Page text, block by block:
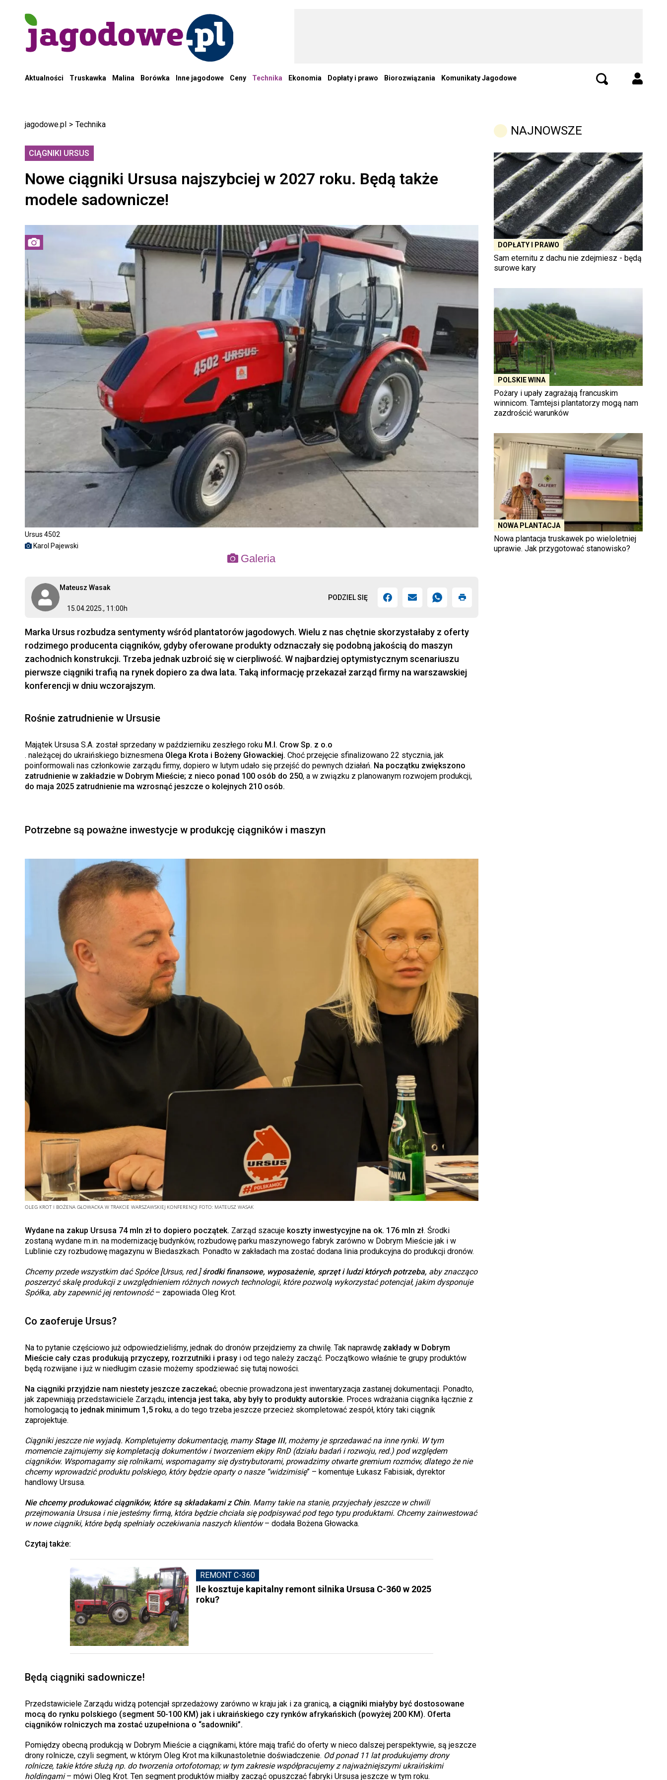
Aktualności Truskawka Malina Borówka Inne jagodowe Ceny Technika Ekonomia Dopłaty i prawo Biorozwiązania Komunikaty Jagodowe
jagodowe.pl > Technika
Ursus 4502
Karol Pajewski
CIĄGNIKI URSUS
Nowe ciągniki Ursusa najszybciej w 2027 roku. Będą także
modele sadownicze!
Galeria
15.04.2025., 11:00h
Mateusz Wasak
PODZIEL SIĘ
Marka Ursus rozbudza sentymenty wśród plantatorów jagodowych. Wielu z nas chętnie skorzystałaby z oferty
rodzimego producenta ciągników, gdyby oferowane produkty odznaczały się podobną jakością do maszyn
zachodnich konstrukcji. Trzeba jednak uzbroić się w cierpliwość. W najbardziej optymistycznym scenariuszu
pierwsze ciągniki trafią na rynek dopiero za dwa lata. Taką informację przekazał zarząd firmy na warszawskiej
konferencji w dniu wczorajszym.
Rośnie zatrudnienie w Ursusie
Majątek Ursusa S.A. został sprzedany w październiku zeszłego roku M.I. Crow Sp. z o.o
. należącej do ukraińskiego biznesmena Olega Krota i Bożeny Głowackiej. Choć przejęcie sfinalizowano 22 stycznia, jak
poinformowali nas członkowie zarządu firmy, dopiero w lutym udało się przejść do pewnych działań. Na początku zwiększono
zatrudnienie w zakładzie w Dobrym Mieście; z nieco ponad 100 osób do 250, a w związku z planowanym rozwojem produkcji,
do maja 2025 zatrudnienie ma wzrosnąć jeszcze o kolejnych 210 osób.
Potrzebne są poważne inwestycje w produkcję ciągników i maszyn
OLEG KROT I BOŻENA GŁOWACKA W TRAKCIE WARSZAWSKIEJ KONFERENCJI FOTO: MATEUSZ WASAK
Wydane na zakup Ursusa 74 mln zł to dopiero początek. Zarząd szacuje koszty inwestycyjne na ok. 176 mln zł. Środki
zostaną wydane m.in. na modernizację budynków, rozbudowę parku maszynowego fabryk zarówno w Dobrym Mieście jak i w
Lublinie czy rozbudowę magazynu w Biedaszkach. Ponadto w zakładach ma zostać dodana linia produkcyjna do produkcji dronów.
Chcemy przede wszystkim dać Spółce [Ursus, red.]środki finansowe, wyposażenie, sprzęt i ludzi których potrzeba, aby znacząco
poszerzyć skalę produkcji z uwzględnieniem różnych nowych technologii, które pozwolą wykorzystać potencjał, jakim dysponuje
Spółka, aby zapewnić jej rentowność– zapowiada Oleg Krot.
Co zaoferuje Ursus?
Na to pytanie częściowo już odpowiedzieliśmy, jednak do dronów przejdziemy za chwilę. Tak naprawdę zakłady w Dobrym
Mieście cały czas produkują przyczepy, rozrzutniki i prasyi od tego należy zacząć. Początkowo właśnie te grupy produktów
będą rozwijane i już w niedługim czasie możemy spodziewać się tutaj nowości.
Na ciągniki przyjdzie nam niestety jeszcze zaczekać; obecnie prowadzona jest inwentaryzacja zastanej dokumentacji. Ponadto,
jak zapewniają przedstawiciele Zarządu, intencja jest taka, aby były to produkty autorskie. Proces wdrażania ciągnika łącznie z
homologacjąto jednak minimum 1,5 roku, a do tego trzeba jeszcze przecież skompletować zespół, który taki ciągnik
zaprojektuje.
Ciągniki jeszcze nie wyjadą. Kompletujemy dokumentację, mamyStage III, możemy je sprzedawać na inne rynki. W tym
momencie zajmujemy się kompletacją dokumentów i tworzeniem ekipy RnD (działu badań i rozwoju, red.) pod względem
ciągników. Wspomagamy się rolnikami, wspomagamy się dystrybutorami, prowadzimy otwarte gremium rozmów, dlatego że nie
chcemy wprowadzić produktu polskiego, który będzie oparty o nasze “widzimisię” – komentuje Łukasz Fabisiak, dyrektor
handlowy Ursusa.
Nie chcemy produkować ciągników, które są składakami z Chin. Mamy takie na stanie, przyjechały jeszcze w chwili
przejmowania Ursusa i nie jesteśmy firmą, która będzie chciała się podpisywać pod tego typu produktami. Chcemy zainwestować
w nowe ciągniki, które będą spełniały oczekiwania naszych klientów– dodała Bożena Głowacka.
Czytaj także:
REMONT C-360
Ile kosztuje kapitalny remont silnika Ursusa C-360 w 2025
roku?
Będą ciągniki sadownicze!
Przedstawiciele Zarządu widzą potencjał sprzedażowy zarówno w kraju jak i za granicą, a ciągniki miałyby być dostosowane
mocą do rynku polskiego (segment 50-100 KM) jak i ukraińskiego czy rynków afrykańskich (powyżej 200 KM). Oferta
ciągników rolniczych ma zostać uzupełniona o “sadowniki”.
Pomiędzy obecną produkcją w Dobrym Mieście a ciągnikami, które mają trafić do oferty w nieco dalszej perspektywie, są jeszcze
drony rolnicze, czyli segment, w którym Oleg Krot ma kilkunastoletnie doświadczenie. Od ponad 11 lat produkujemy drony
rolnicze, takie które służą np. do tworzenia ortofotomap; w tym zakresie współpracujemy z najważniejszymi ukraińskimi
holdingami– mówi Oleg Krot. Ten segment produktów miałby zacząć opuszczać fabryki Ursusa jeszcze w tym roku.
NAJNOWSZE
DOPŁATY I PRAWO
Sam eternitu z dachu nie zdejmiesz - będą
surowe kary
POLSKIE WINA
Pożary i upały zagrażają francuskim
winnicom. Tamtejsi plantatorzy mogą nam
zazdrościć warunków
NOWA PLANTACJA
Nowa plantacja truskawek po wieloletniej
uprawie. Jak przygotować stanowisko?